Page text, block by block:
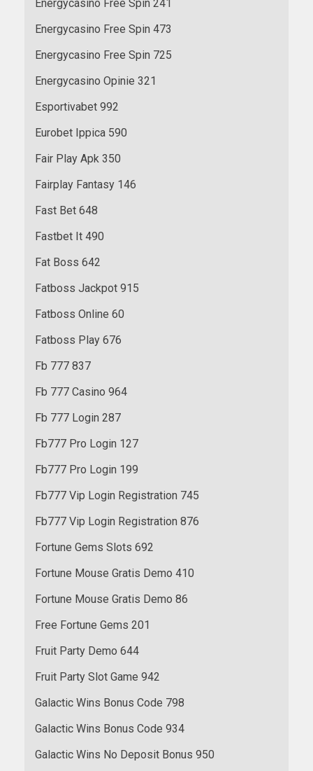
Energycasino Free Spin 241
Energycasino Free Spin 473
Energycasino Free Spin 725
Energycasino Opinie 321
Esportivabet 992
Eurobet Ippica 590
Fair Play Apk 350
Fairplay Fantasy 146
Fast Bet 648
Fastbet It 490
Fat Boss 642
Fatboss Jackpot 915
Fatboss Online 60
Fatboss Play 676
Fb 777 837
Fb 777 Casino 964
Fb 777 Login 287
Fb777 Pro Login 127
Fb777 Pro Login 199
Fb777 Vip Login Registration 745
Fb777 Vip Login Registration 876
Fortune Gems Slots 692
Fortune Mouse Gratis Demo 410
Fortune Mouse Gratis Demo 86
Free Fortune Gems 201
Fruit Party Demo 644
Fruit Party Slot Game 942
Galactic Wins Bonus Code 798
Galactic Wins Bonus Code 934
Galactic Wins No Deposit Bonus 950